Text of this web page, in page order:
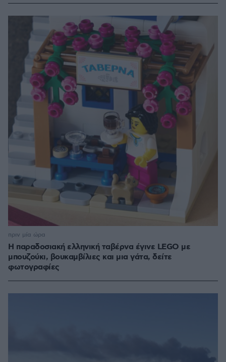
Η παραδοσιακή ελληνική ταβέρνα έγινε LEGO με
μπουζούκι, βουκαμβίλιες και μια γάτα, δείτε
φωτογραφίες
πριν μία ώρα